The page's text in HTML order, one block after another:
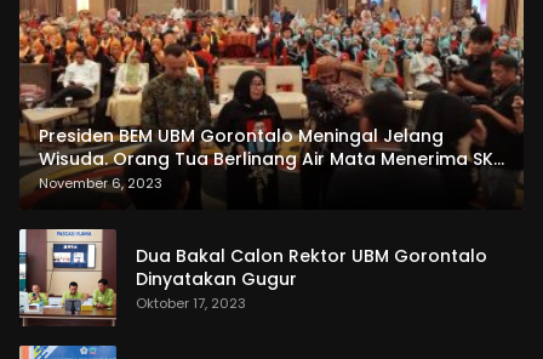
Presiden BEM UBM Gorontalo Meningal Jelang
Wisuda. Orang Tua Berlinang Air Mata Menerima SKL
dan Pemasangan Salempang
November 6, 2023
Dua Bakal Calon Rektor UBM Gorontalo
Dinyatakan Gugur
Oktober 17, 2023